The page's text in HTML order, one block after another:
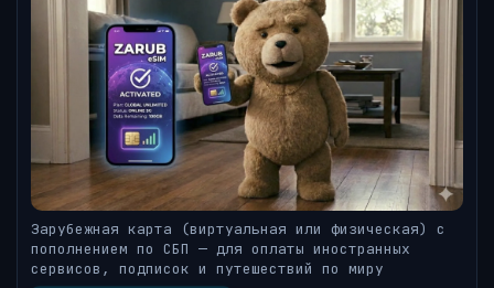
Зарубежная карта (виртуальная или физическая) с
пополнением по СБП — для оплаты иностранных
сервисов, подписок и путешествий по миру